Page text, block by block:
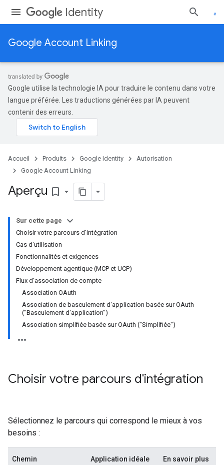
Identity
Google Account Linking
Google utilise la technologie IA pour traduire le contenu dans votre
langue préférée. Les traductions générées par IA peuvent
contenir des erreurs.
Accueil Produits Google Identity
Autorisation
Google Account Linking
Aperçu bookmark_border
Sur cette page
Choisir votre parcours d'intégration
Cas d'utilisation
Fonctionnalités et exigences
Développement agentique (MCP et UCP)
Flux d'association de compte
Association OAuth
Association de basculement d'application basée sur OAuth
("Basculement d'application")
Association simplifiée basée sur OAuth ("Simplifiée")
Choisir votre parcours d'intégration
Sélectionnez le parcours qui correspond le mieux à vos
besoins :
Chemin Application idéale En savoir plus